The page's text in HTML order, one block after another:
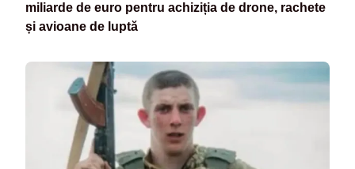
miliarde de euro pentru achiziția de drone, rachete
și avioane de luptă